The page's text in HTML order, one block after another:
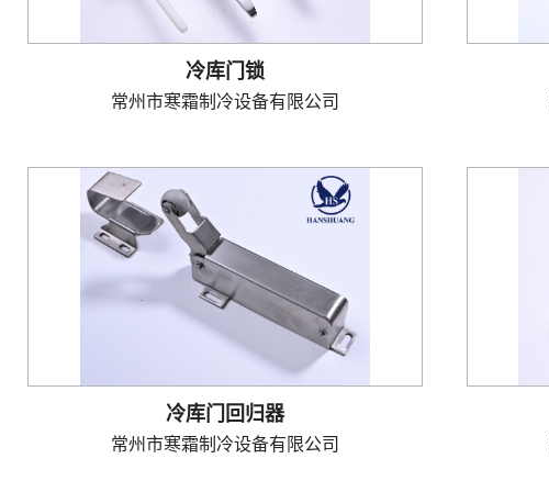
冷库门锁
常州市寒霜制冷设备有限公司
冷库门回归器
常州市寒霜制冷设备有限公司